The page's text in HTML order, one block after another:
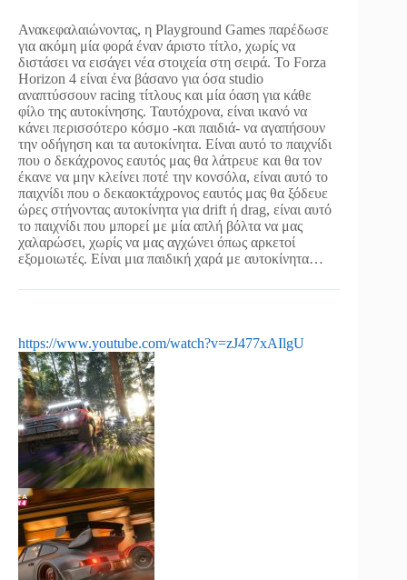
Ανακεφαλαιώνοντας, η Playground Games παρέδωσε
για ακόμη μία φορά έναν άριστο τίτλο, χωρίς να
διστάσει να εισάγει νέα στοιχεία στη σειρά. Το Forza
Horizon 4 είναι ένα βάσανο για όσα studio
αναπτύσσουν racing τίτλους και μία όαση για κάθε
φίλο της αυτοκίνησης. Ταυτόχρονα, είναι ικανό να
κάνει περισσότερο κόσμο -και παιδιά- να αγαπήσουν
την οδήγηση και τα αυτοκίνητα. Είναι αυτό το παιχνίδι
που ο δεκάχρονος εαυτός μας θα λάτρευε και θα τον
έκανε να μην κλείνει ποτέ την κονσόλα, είναι αυτό το
παιχνίδι που ο δεκαοκτάχρονος εαυτός μας θα ξόδευε
ώρες στήνοντας αυτοκίνητα για drift ή drag, είναι αυτό
το παιχνίδι που μπορεί με μία απλή βόλτα να μας
χαλαρώσει, χωρίς να μας αγχώνει όπως αρκετοί
εξομοιωτές. Είναι μια παιδική χαρά με αυτοκίνητα…
https://www.youtube.com/watch?v=zJ477xAIlgU